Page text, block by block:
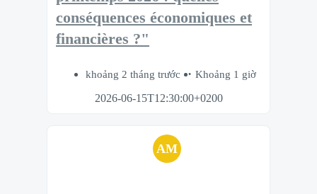
conséquences économiques et
financières ?"
khoảng 2 tháng trước
Khoảng 1 giờ
2026-06-15T12:30:00+0200
AM